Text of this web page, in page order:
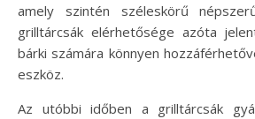
amely szintén széleskörű
grilltárcsák elérhetősége azóta
bárki számára könnyen
eszköz.
Az utóbbi időben a grilltárcsák